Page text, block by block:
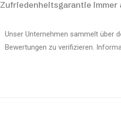
Zufriedenheitsgarantie
Unser Unternehmen sammelt über
Bewertungen zu verifizieren.